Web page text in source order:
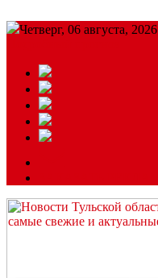
Четверг, 06 августа, 2026